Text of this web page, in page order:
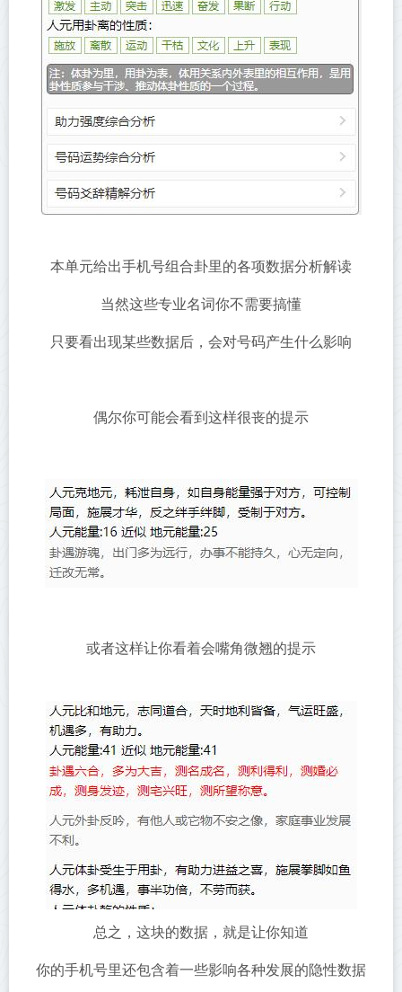
本单元给出手机号组合卦里的各项数据分析解读
当然这些专业名词你不需要搞懂
只要看出现某些数据后，会对号码产生什么影响
偶尔你可能会看到这样很丧的提示
或者这样让你看着会嘴角微翘的提示
总之，这块的数据，就是让你知道
你的手机号里还包含着一些影响各种发展的隐性数据